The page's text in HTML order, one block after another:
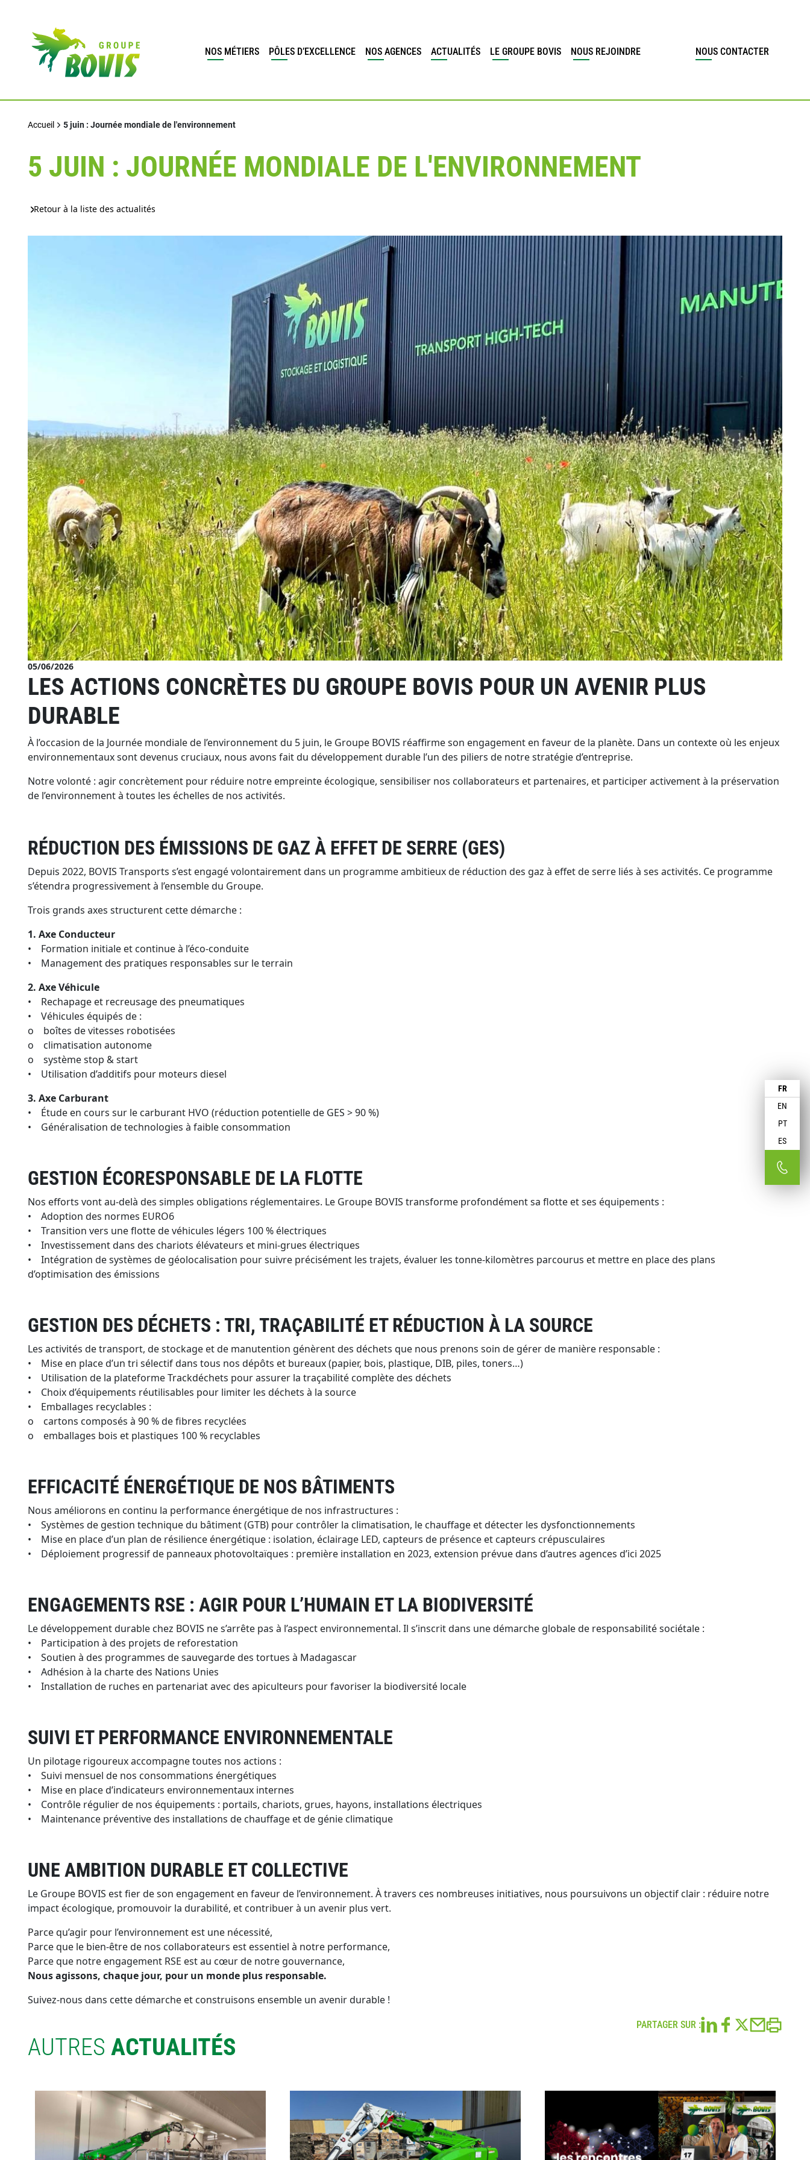
NOS MÉTIERS PÔLES D’EXCELLENCE NOS AGENCES ACTUALITÉS LE GROUPE BOVIS NOUS REJOINDRE NOUS CONTACTER
Accueil 5 juin : Journée mondiale de l'environnement
5 JUIN : JOURNÉE MONDIALE DE L'ENVIRONNEMENT
FR
EN
PT
ES
Retour à la liste des actualités
05/06/2026
LES ACTIONS CONCRÈTES DU GROUPE BOVIS POUR UN AVENIR PLUS
DURABLE
À l’occasion de la Journée mondiale de l’environnement du 5 juin, le Groupe BOVIS réaffirme son engagement en faveur de la planète. Dans un contexte où les enjeux
environnementaux sont devenus cruciaux, nous avons fait du développement durable l’un des piliers de notre stratégie d’entreprise.
Notre volonté : agir concrètement pour réduire notre empreinte écologique, sensibiliser nos collaborateurs et partenaires, et participer activement à la préservation
de l’environnement à toutes les échelles de nos activités.
RÉDUCTION DES ÉMISSIONS DE GAZ À EFFET DE SERRE (GES)
Depuis 2022, BOVIS Transports s’est engagé volontairement dans un programme ambitieux de réduction des gaz à effet de serre liés à ses activités. Ce programme
s’étendra progressivement à l’ensemble du Groupe.
Trois grands axes structurent cette démarche :
1. Axe Conducteur
• Formation initiale et continue à l’éco-conduite
• Management des pratiques responsables sur le terrain
2. Axe Véhicule
• Rechapage et recreusage des pneumatiques
• Véhicules équipés de :
o boîtes de vitesses robotisées
o climatisation autonome
o système stop & start
• Utilisation d’additifs pour moteurs diesel
3. Axe Carburant
• Étude en cours sur le carburant HVO (réduction potentielle de GES > 90 %)
• Généralisation de technologies à faible consommation
GESTION ÉCORESPONSABLE DE LA FLOTTE
Nos efforts vont au-delà des simples obligations réglementaires. Le Groupe BOVIS transforme profondément sa flotte et ses équipements :
• Adoption des normes EURO6
• Transition vers une flotte de véhicules légers 100 % électriques
• Investissement dans des chariots élévateurs et mini-grues électriques
• Intégration de systèmes de géolocalisation pour suivre précisément les trajets, évaluer les tonne-kilomètres parcourus et mettre en place des plans
d’optimisation des émissions
GESTION DES DÉCHETS : TRI, TRAÇABILITÉ ET RÉDUCTION À LA SOURCE
Les activités de transport, de stockage et de manutention génèrent des déchets que nous prenons soin de gérer de manière responsable :
• Mise en place d’un tri sélectif dans tous nos dépôts et bureaux (papier, bois, plastique, DIB, piles, toners…)
• Utilisation de la plateforme Trackdéchets pour assurer la traçabilité complète des déchets
• Choix d’équipements réutilisables pour limiter les déchets à la source
• Emballages recyclables :
o cartons composés à 90 % de fibres recyclées
o emballages bois et plastiques 100 % recyclables
EFFICACITÉ ÉNERGÉTIQUE DE NOS BÂTIMENTS
Nous améliorons en continu la performance énergétique de nos infrastructures :
• Systèmes de gestion technique du bâtiment (GTB) pour contrôler la climatisation, le chauffage et détecter les dysfonctionnements
• Mise en place d’un plan de résilience énergétique : isolation, éclairage LED, capteurs de présence et capteurs crépusculaires
• Déploiement progressif de panneaux photovoltaïques : première installation en 2023, extension prévue dans d’autres agences d’ici 2025
ENGAGEMENTS RSE : AGIR POUR L’HUMAIN ET LA BIODIVERSITÉ
Le développement durable chez BOVIS ne s’arrête pas à l’aspect environnemental. Il s’inscrit dans une démarche globale de responsabilité sociétale :
• Participation à des projets de reforestation
• Soutien à des programmes de sauvegarde des tortues à Madagascar
• Adhésion à la charte des Nations Unies
• Installation de ruches en partenariat avec des apiculteurs pour favoriser la biodiversité locale
SUIVI ET PERFORMANCE ENVIRONNEMENTALE
Un pilotage rigoureux accompagne toutes nos actions :
• Suivi mensuel de nos consommations énergétiques
• Mise en place d’indicateurs environnementaux internes
• Contrôle régulier de nos équipements : portails, chariots, grues, hayons, installations électriques
• Maintenance préventive des installations de chauffage et de génie climatique
UNE AMBITION DURABLE ET COLLECTIVE
Le Groupe BOVIS est fier de son engagement en faveur de l’environnement. À travers ces nombreuses initiatives, nous poursuivons un objectif clair : réduire notre
impact écologique, promouvoir la durabilité, et contribuer à un avenir plus vert.
Parce qu’agir pour l’environnement est une nécessité,
Parce que le bien-être de nos collaborateurs est essentiel à notre performance,
Parce que notre engagement RSE est au cœur de notre gouvernance,
Nous agissons, chaque jour, pour un monde plus responsable.
Suivez-nous dans cette démarche et construisons ensemble un avenir durable !
PARTAGER SUR :
AUTRES ACTUALITÉS